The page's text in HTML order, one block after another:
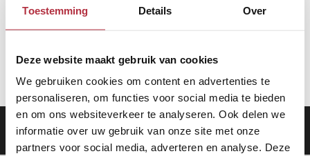
Toestemming Details Over
Deze website maakt gebruik van cookies
We gebruiken cookies om content en advertenties te
personaliseren, om functies voor social media te bieden
en om ons websiteverkeer te analyseren. Ook delen we
informatie over uw gebruik van onze site met onze
partners voor social media, adverteren en analyse. Deze
Aanbod| Keukens |Levering|Garantie|Privacy Beleid